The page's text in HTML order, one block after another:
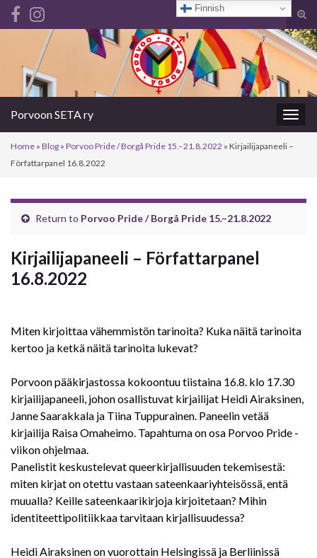
Search for:
Porvoon SETA ry
Home » Blog » Porvoo Pride / Borgå Pride 15.–21.8.2022 » Kirjailijapaneeli –
Författarpanel 16.8.2022
Return to Porvoo Pride / Borgå Pride 15.–21.8.2022
Kirjailijapaneeli – Författarpanel
16.8.2022
Miten kirjoittaa vähemmistön tarinoita? Kuka näitä tarinoita
kertoo ja ketkä näitä tarinoita lukevat?
Porvoon pääkirjastossa kokoontuu tiistaina 16.8. klo 17.30
kirjailijapaneeli, johon osallistuvat kirjailijat Heidi Airaksinen,
Janne Saarakkala ja Tiina Tuppurainen. Paneelin vetää
kirjailija Raisa Omaheimo. Tapahtuma on osa Porvoo Pride -
viikon ohjelmaa.
Panelistit keskustelevat queerkirjallisuuden tekemisestä:
miten kirjat on otettu vastaan sateenkaariyhteisössä, entä
muualla? Keille sateenkaarikirjoja kirjoitetaan? Mihin
identiteettipolitiikkaa tarvitaan kirjallisuudessa?
Heidi Airaksinen on vuorottain Helsingissä ja Berliinissä
Finnish